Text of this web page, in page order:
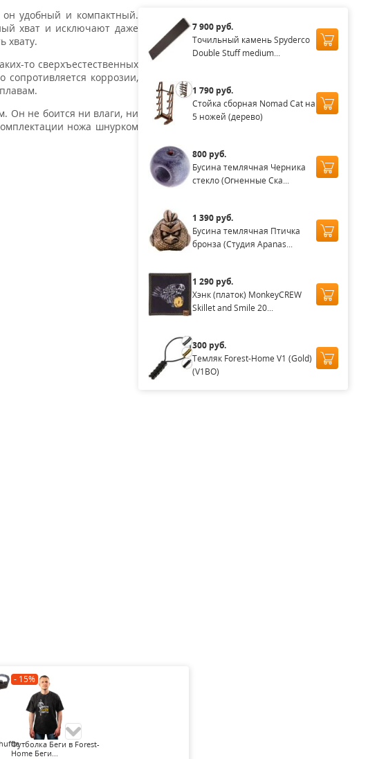
удобный и компактный.
хват и исключают даже
хвату.
то сверхъестественных
сопротивляется коррозии,
Он не боится ни влаги, ни
ножа шнурком
7 900 руб.
Точильный камень Spyderco
Double Stuff medium...
1 790 руб.
Стойка сборная Nomad Cat на
5 ножей (дерево)
800 руб.
Бусина темлячная Черника
стекло (Огненные Ска...
1 390 руб.
Бусина темлячная Птичка
бронза (Студия Apanas...
1 290 руб.
Хэнк (платок) MonkeyCREW
Skillet and Smile 20...
300 руб.
Темляк Forest-Home V1 (Gold)
(V1BO)
- 15%
Футболка Беги в Forest-
Home Беги...